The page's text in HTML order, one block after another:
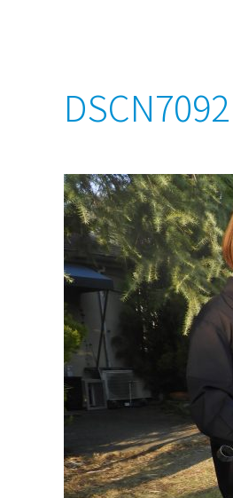
DSCN7092